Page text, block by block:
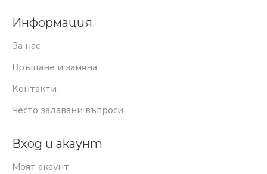
Информация
За нас
Връщане и замяна
Контакти
Често задавани въпроси
Вход и акаунт
Моят акаунт